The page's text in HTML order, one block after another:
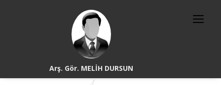
Arş. Gör. MELİH DURSUN